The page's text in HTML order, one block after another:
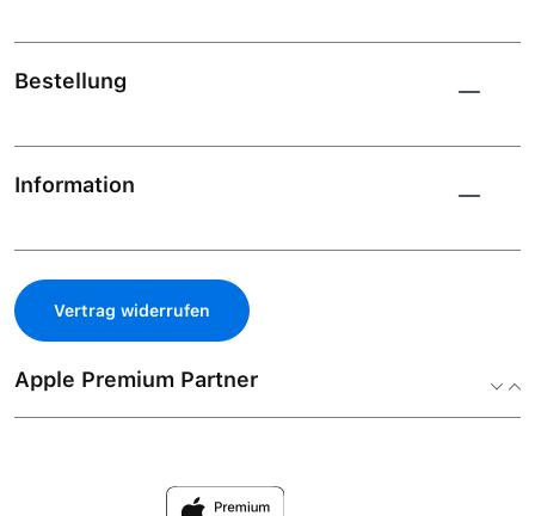
Bestellung
Information
Vertrag widerrufen
Apple Premium Partner